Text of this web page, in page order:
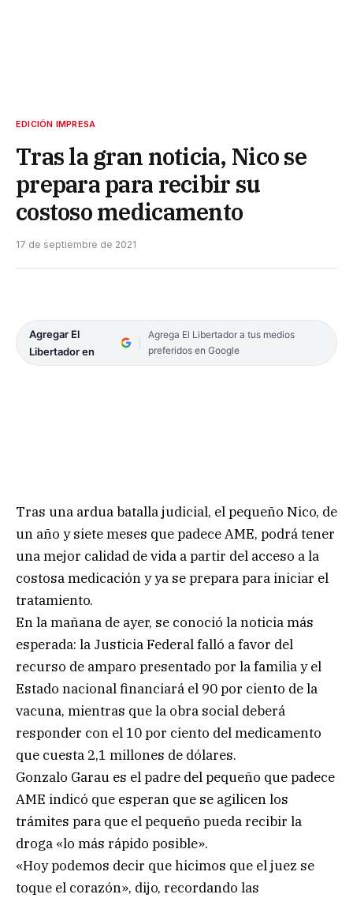
EDICIÓN IMPRESA
Tras la gran noticia, Nico se
prepara para recibir su
costoso medicamento
17 de septiembre de 2021
Agregar El
Libertador en
Agrega El Libertador a tus medios
preferidos en Google
Tras una ardua batalla judicial, el pequeño Nico, de
un año y siete meses que padece AME, podrá tener
una mejor calidad de vida a partir del acceso a la
costosa medicación y ya se prepara para iniciar el
tratamiento.
En la mañana de ayer, se conoció la noticia más
esperada: la Justicia Federal falló a favor del
recurso de amparo presentado por la familia y el
Estado nacional financiará el 90 por ciento de la
vacuna, mientras que la obra social deberá
responder con el 10 por ciento del medicamento
que cuesta 2,1 millones de dólares.
Gonzalo Garau es el padre del pequeño que padece
AME indicó que esperan que se agilicen los
trámites para que el pequeño pueda recibir la
droga «lo más rápido posible».
«Hoy podemos decir que hicimos que el juez se
toque el corazón», dijo, recordando las